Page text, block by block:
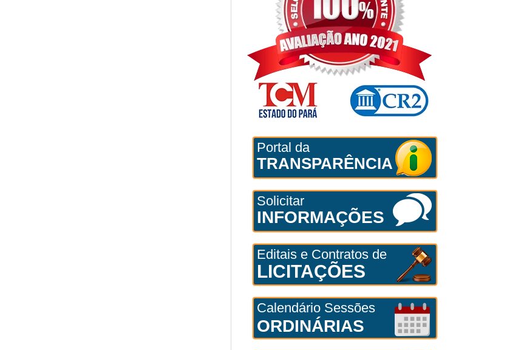
Portal da
TRANSPARÊNCIA
Solicitar
INFORMAÇÕES
Editais e Contratos de
LICITAÇÕES
Calendário Sessões
ORDINÁRIAS